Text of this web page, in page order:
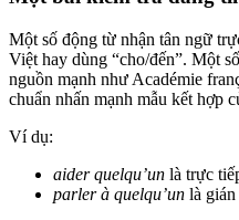
Một số động từ nhận tân ngữ
Việt hay dùng “cho/đến”. Một
nguồn mạnh như Académie
chuẩn nhấn mạnh mẫu kết hợp
Ví dụ:
aider quelqu’un là trực
parler à quelqu’un là gián